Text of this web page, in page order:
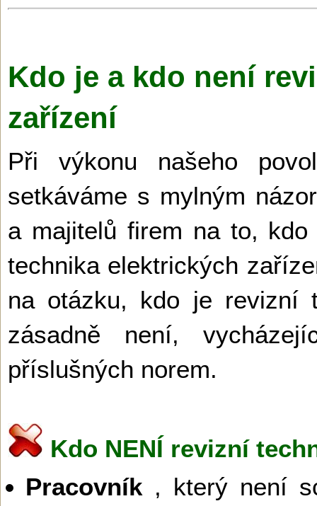
Kdo je a kdo není
zařízení
Při výkonu našeho
setkáváme s mylným
a majitelů firem na to,
technika elektrických
na otázku, kdo je revizní
zásadně není,
příslušných norem.
Kdo NENÍ revizní
Pracovník , který není